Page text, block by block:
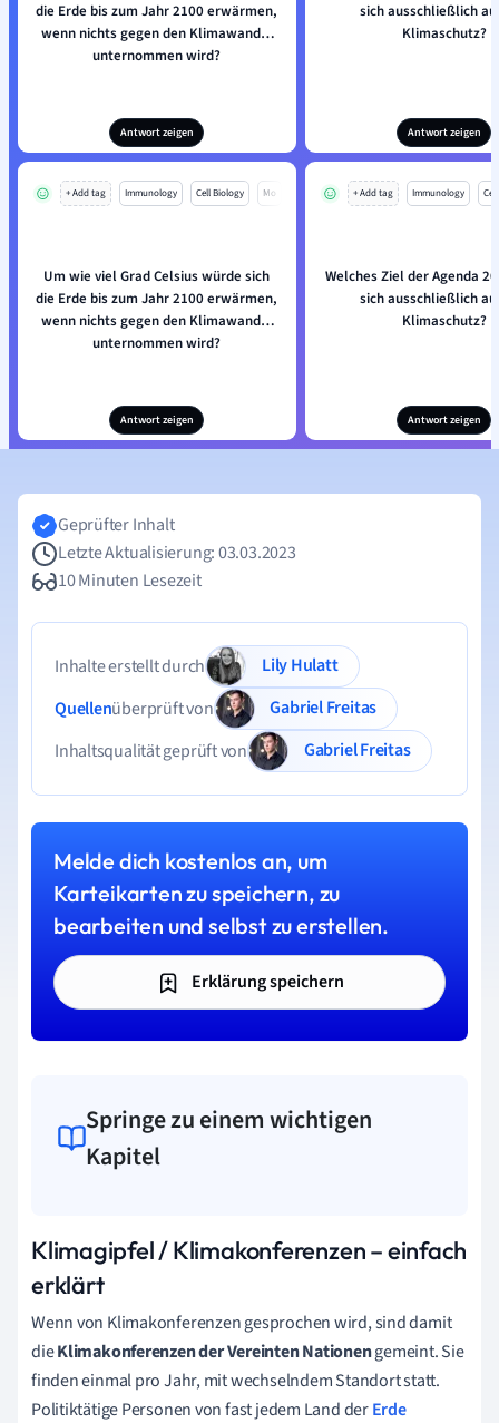
die Erde bis zum Jahr 2100 erwärmen,
wenn nichts gegen den Klimawandel
unternommen wird?
Antwort zeigen
sich ausschließlich
Klimaschutz?
Antwort zeigen
+ Add tag Immunology Cell Biology Mo
Um wie viel Grad Celsius würde sich
die Erde bis zum Jahr 2100 erwärmen,
wenn nichts gegen den Klimawandel
unternommen wird?
Antwort zeigen
+ Add tag Immunology
Welches Ziel der Agenda
sich ausschließlich
Klimaschutz?
Antwort zeigen
Geprüfter Inhalt
Letzte Aktualisierung: 03.03.2023
10 Minuten Lesezeit
Inhalte erstellt durch
Lily Hulatt
Quellenüberprüft von
Gabriel Freitas
Inhaltsqualität geprüft von
Gabriel Freitas
Melde dich kostenlos an, um
Karteikarten zu speichern, zu
bearbeiten und selbst zu erstellen.
Erklärung speichern
Springe zu einem wichtigen
Kapitel
Klimagipfel / Klimakonferenzen – einfach
erklärt
Wenn von Klimakonferenzen gesprochen wird, sind damit
dieKlimakonferenzen der Vereinten Nationengemeint. Sie
finden einmal pro Jahr, mit wechselndem Standort statt.
Politiktätige Personen von fast jedem Land derErde